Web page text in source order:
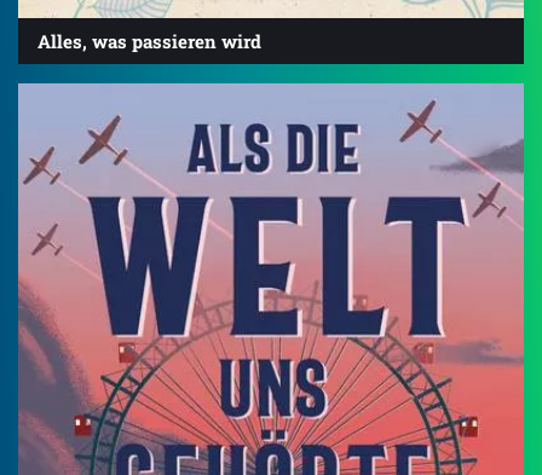
Alles, was passieren wird